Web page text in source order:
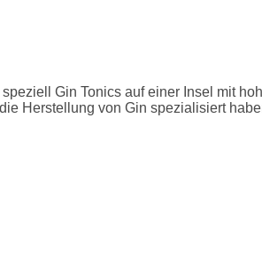
Gin Tonics auf einer Insel mit
Herstellung von Gin spezialisiert